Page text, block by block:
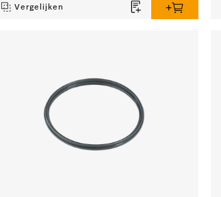
Vergelijken